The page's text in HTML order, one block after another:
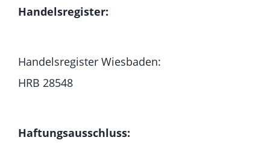
Handelsregister:
Handelsregister Wiesbaden:
HRB 28548
Haftungsausschluss: